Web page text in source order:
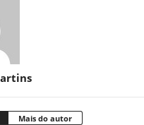
Mais do autor